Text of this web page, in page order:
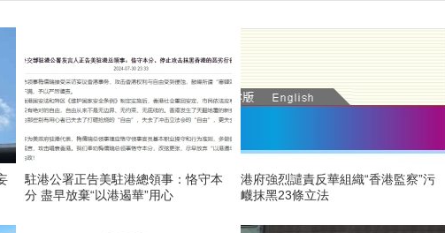
駐港公署正告美駐港總領事：恪守本
分 盡早放棄“以港遏華”用心
港府強烈譴責反華組織“香港監察”污
衊抹黑23條立法